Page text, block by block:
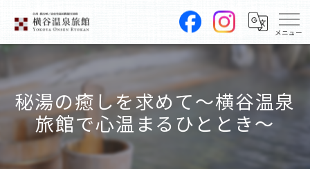
秘湯の癒しを求めて〜横谷温泉
旅館で心温まるひととき〜